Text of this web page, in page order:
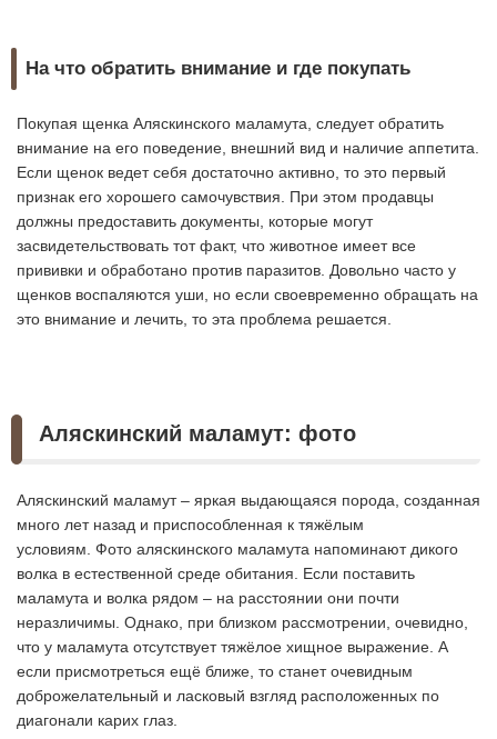
На что обратить внимание и где покупать
Покупая щенка Аляскинского маламута, следует обратить
внимание на его поведение, внешний вид и наличие аппетита.
Если щенок ведет себя достаточно активно, то это первый
признак его хорошего самочувствия. При этом продавцы
должны предоставить документы, которые могут
засвидетельствовать тот факт, что животное имеет все
прививки и обработано против паразитов. Довольно часто у
щенков воспаляются уши, но если своевременно обращать на
это внимание и лечить, то эта проблема решается.
Аляскинский маламут: фото
Аляскинский маламут – яркая выдающаяся порода, созданная
много лет назад и приспособленная к тяжёлым
условиям. Фото аляскинского маламута напоминают дикого
волка в естественной среде обитания. Если поставить
маламута и волка рядом – на расстоянии они почти
неразличимы. Однако, при близком рассмотрении, очевидно,
что у маламута отсутствует тяжёлое хищное выражение. А
если присмотреться ещё ближе, то станет очевидным
доброжелательный и ласковый взгляд расположенных по
диагонали карих глаз.